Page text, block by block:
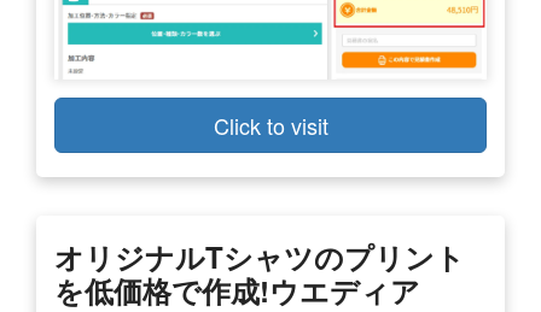
Click to visit
オリジナルTシャツのプリント
を低価格で作成!ウエディア